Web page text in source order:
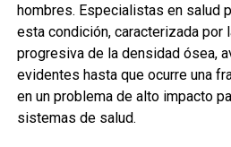
hombres. Especialistas en salud
esta condición, caracterizada por
progresiva de la densidad ósea,
evidentes hasta que ocurre una
en un problema de alto impacto
sistemas de salud.